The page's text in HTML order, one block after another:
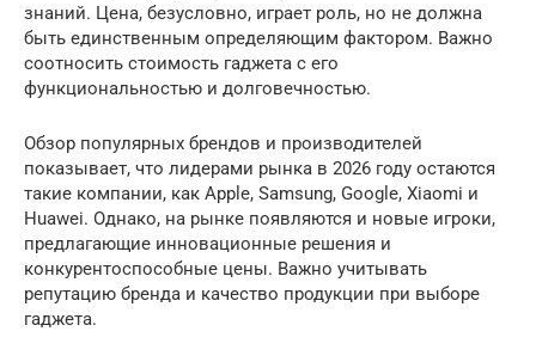
знаний. Цена, безусловно, играет роль, но не должна
быть единственным определяющим фактором. Важно
соотносить стоимость гаджета с его
функциональностью и долговечностью.
Обзор популярных брендов и производителей
показывает, что лидерами рынка в 2026 году остаются
такие компании, как Apple, Samsung, Google, Xiaomi и
Huawei. Однако, на рынке появляются и новые игроки,
предлагающие инновационные решения и
конкурентоспособные цены. Важно учитывать
репутацию бренда и качество продукции при выборе
гаджета.